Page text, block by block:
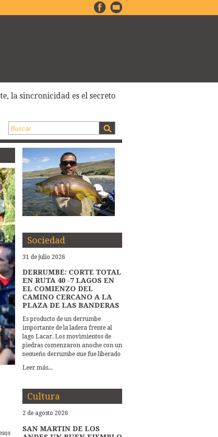
la sincronicidad es el secreto
Sociedad
31 de julio 2026
DERRUMBE: CORTE TOTAL
EN RUTA 40 -7 LAGOS EN
EL COMIENZO DEL
CAMINO CERCANO A LA
PLAZA DE LAS BANDERAS
Es producto de un derrumbe
importante de la ladera frente al
lago Lacar. Los movimientos de
piedras comenzaron anoche con un
pequeño derrumbe que fue liberado
mañana a primera hora la caida de
peligro de más deslizamientos.
Trabaja Vialidad Nacional,
Municipal EL DERRUMBE EN LA
LA INTERVENCION DE VARIAS
Leer más...
Cultura
2 de agosto 2026
SAN MARTIN DE LOS